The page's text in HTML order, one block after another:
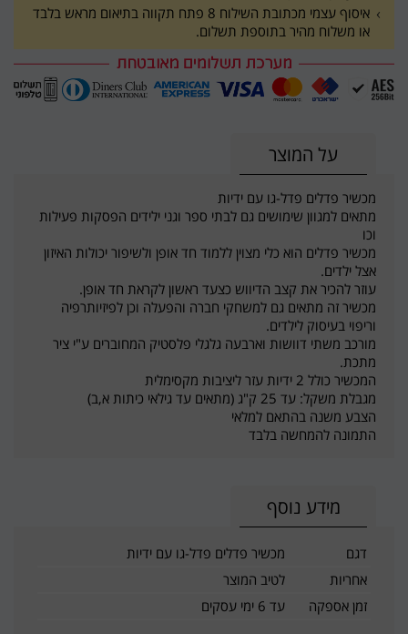
איסוף עצמי מכתובת השילוח 8 פתח תקווה בתיאום מראש בלבד
או משלוח מהיר בתוספת תשלום.
על המוצר
מכשיר פדלים פדל-גו עם ידיות
מתאים למגוון שימושים גם לבתי ספר וגני ילידים הפסקות פעילות
וכו
מכשיר פדלים הוא כלי מצוין ללמוד חד אופן ולשיפור יכולות האיזון
אצל ילדים.
עוזר להכיר את קצב הדיווש כצעד ראשון לקראת חד אופן.
מכשיר זה מתאים גם למשחקי חברה והפעלה וכן לפיזיותרפיה
וריפוי בעיסוק לילדים.
מורכב משתי דוושות וארבעה גלגלי פלסטיק המחוברים ע"י ציר
מתכת.
המכשיר כולל 2 ידיות עזר ליציבות מקסימלית
מגבלת משקל: עד 25 ק"ג (מתאים עד גילאי כיתות א,ב)
הצבע משנה בהתאם למלאי
התמונה להמחשה בלבד
מידע נוסף
דגם
מכשיר פדלים פדל-גו עם ידיות
אחריות
לטיב המוצר
זמן אספקה
עד 6 ימי עסקים